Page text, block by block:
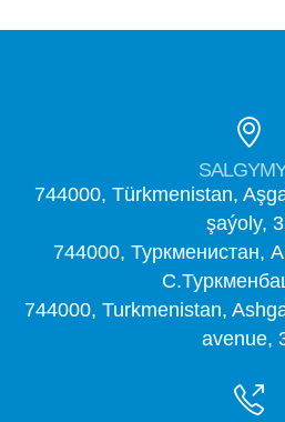
744000, Türkmenistan,
şaýoly,
744000, Туркменистан,
744000, Turkmenistan,
avenue,